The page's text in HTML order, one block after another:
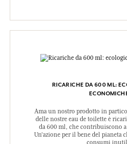
RICARICHE DA 600 ML:
Ama un nostro prodotto in
delle nostre eau de toilette è
da 600 ml, che contribuiscono
Un'azione per il bene del pianeta